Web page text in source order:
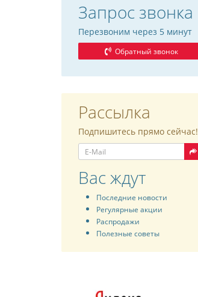
Запрос звонка
Перезвоним через 5 минут
Обратный звонок
Рассылка
Подпишитесь прямо сейчас!
Вас ждут
Последние новости
Регулярные акции
Распродажи
Полезные советы